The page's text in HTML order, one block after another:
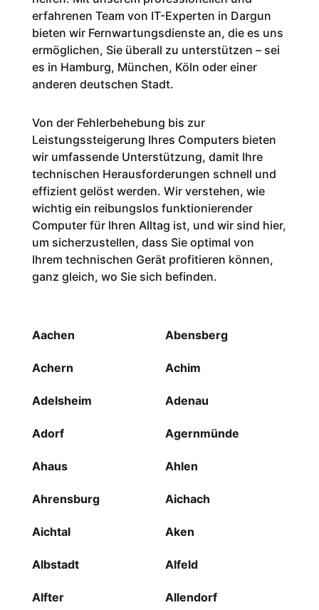
erfahrenen Team von IT-Experten in Dargun
bieten wir Fernwartungsdienste an, die es uns
ermöglichen, Sie überall zu unterstützen – sei
es in Hamburg, München, Köln oder einer
anderen deutschen Stadt.
Von der Fehlerbehebung bis zur
Leistungssteigerung Ihres Computers bieten
wir umfassende Unterstützung, damit Ihre
technischen Herausforderungen schnell und
effizient gelöst werden. Wir verstehen, wie
wichtig ein reibungslos funktionierender
Computer für Ihren Alltag ist, und wir sind hier,
um sicherzustellen, dass Sie optimal von
Ihrem technischen Gerät profitieren können,
ganz gleich, wo Sie sich befinden.
Aachen Abensberg
Achern Achim
Adelsheim Adenau
Adorf Agernmünde
Ahaus Ahlen
Ahrensburg Aichach
Aichtal Aken
Albstadt Alfeld
Alfter Allendorf